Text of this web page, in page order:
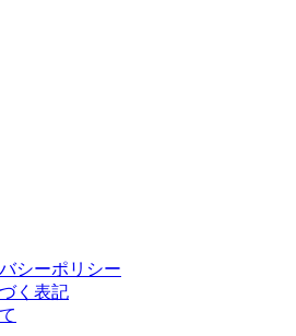
シーポリシー
く表記